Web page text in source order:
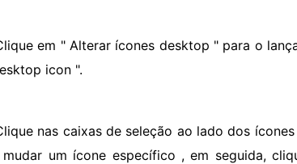
em " Alterar ícones desktop " para o
icon ".
nas caixas de seleção ao lado dos
mudar um ícone específico , em seguida,